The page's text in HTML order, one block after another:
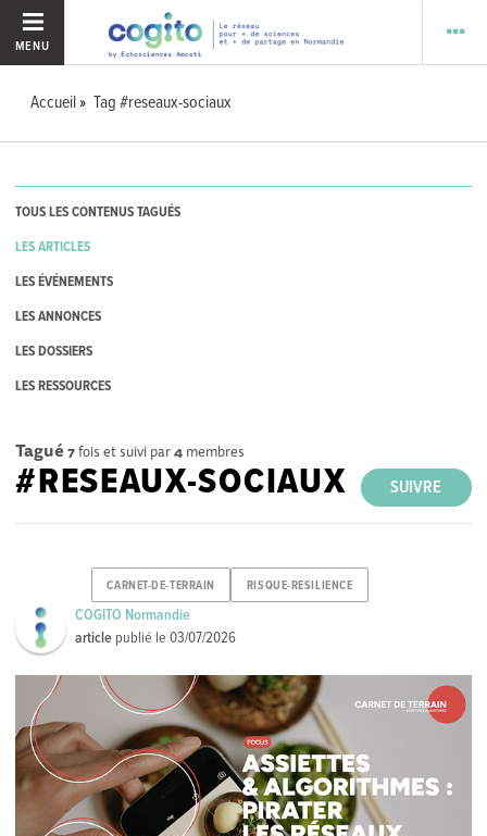
MENU
Accueil Tag #reseaux-sociaux
TOUS LES CONTENUS TAGUÉS
LES ARTICLES
LES ÉVÉNEMENTS
LES ANNONCES
LES DOSSIERS
LES RESSOURCES
Tagué 7fois et suivi par4 membres
SUIVRE
#RESEAUX-SOCIAUX
CARNET-DE-TERRAIN RISQUE-RESILIENCE
COGITO Normandie
article publié le03/07/2026